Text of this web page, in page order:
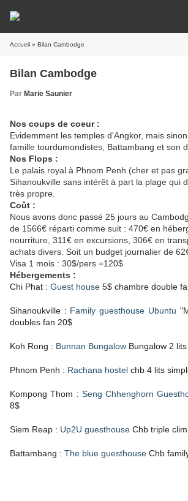
Accueil » Bilan Cambodge
Bilan Cambodge
Par Marie Saunier
Nos coups de coeur :
Evidemment les temples d'Angkor, mais
famille tourdumondistes, Battambang et son
Nos Flops :
Le palais royal à Phnom Penh (cher et pas
Sihanoukville sans intérêt à part la plage qui
très propre.
Coût :
Nous avons donc passé 25 jours au
de 1566€ réparti comme suit : 470€ en
nourriture, 311€ en excursions, 306€ en
achats divers. Soit un budget journalier de
Visa 1 mois : 30$/pers =120$
Hébergements :
Chi Phat : Guest house 5$ chambre double
Sihanoukville : Family guesthouse Ubuntu
doubles fan 20$
Koh Rong : Bunnan Bungalow Bungalow 2
Phnom Penh : Rachana hostel chb 4 lits
Kompong Thom : Seng Chhenghorn
8$
Siem Reap : Up2U guesthouse Chb triple
Battambang : The blue guesthouse Chb